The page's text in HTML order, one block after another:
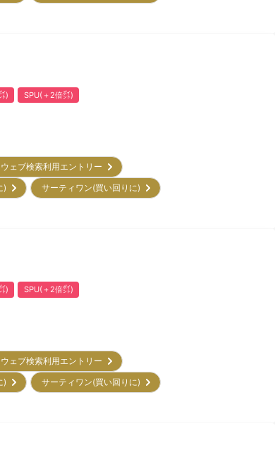
) SPU(＋2倍㌽)
ウェブ検索利用エントリー
)
サーティワン(買い回りに)
) SPU(＋2倍㌽)
ウェブ検索利用エントリー
)
サーティワン(買い回りに)